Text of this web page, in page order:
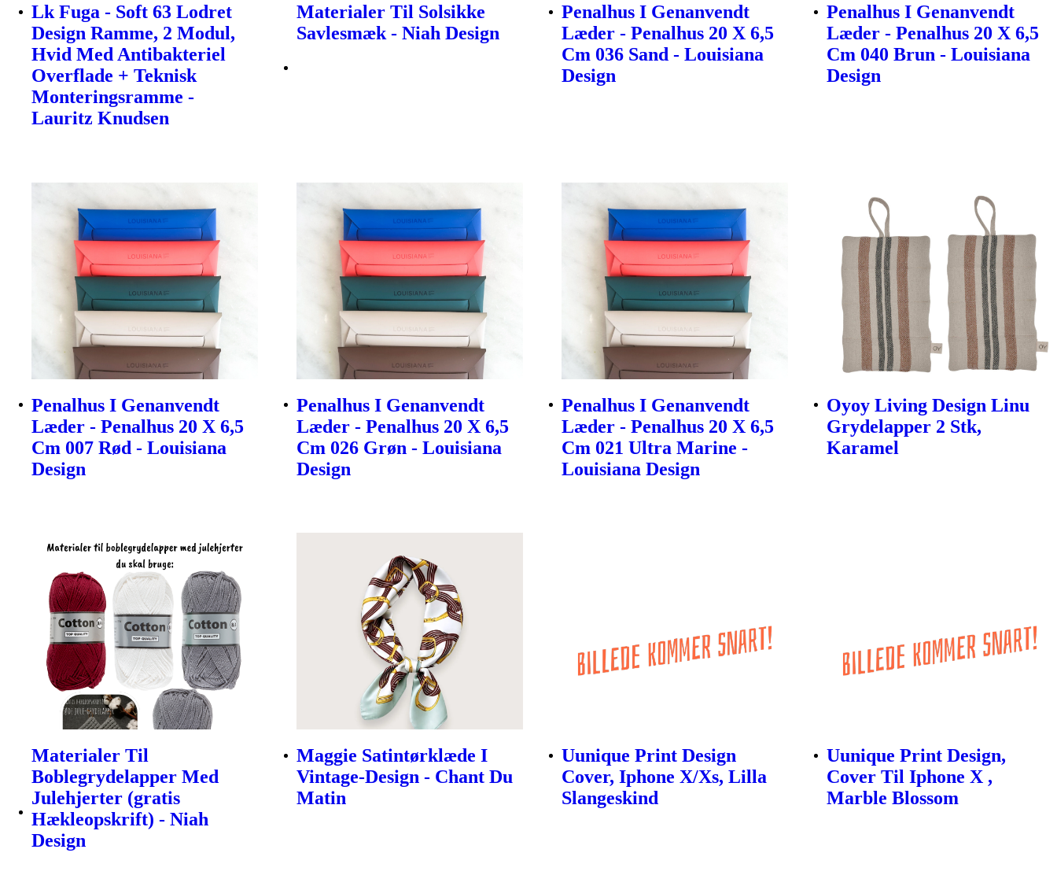
Lk Fuga - Soft 63 Lodret
Design Ramme, 2 Modul,
Hvid Med Antibakteriel
Overflade + Teknisk
Monteringsramme -
Lauritz Knudsen
Materialer Til Solsikke
Savlesmæk - Niah Design
Penalhus I Genanvendt
Læder - Penalhus 20 X 6,5
Cm 036 Sand - Louisiana
Design
Penalhus I Genanvendt
Læder - Penalhus 20 X 6,5
Cm 040 Brun - Louisiana
Design
Penalhus I Genanvendt
Læder - Penalhus 20 X 6,5
Cm 007 Rød - Louisiana
Design
Penalhus I Genanvendt
Læder - Penalhus 20 X 6,5
Cm 026 Grøn - Louisiana
Design
Penalhus I Genanvendt
Læder - Penalhus 20 X 6,5
Cm 021 Ultra Marine -
Louisiana Design
Oyoy Living Design Linu
Grydelapper 2 Stk,
Karamel
Materialer Til
Boblegrydelapper Med
Julehjerter (gratis
Hækleopskrift) - Niah
Design
Maggie Satintørklæde I
Vintage-Design - Chant Du
Matin
Uunique Print Design
Cover, Iphone X/Xs, Lilla
Slangeskind
Uunique Print Design,
Cover Til Iphone X ,
Marble Blossom